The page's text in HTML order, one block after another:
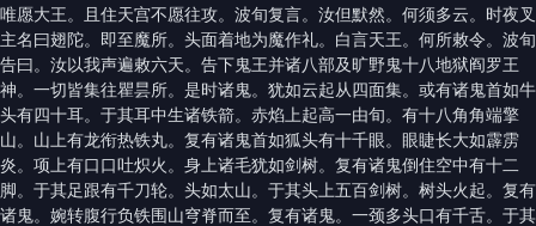
唯愿大王。且住天宫不愿往攻。波旬复言。汝但默然。何须多云。时夜叉
主名曰翅陀。即至魔所。头面着地为魔作礼。白言天王。何所敕令。波旬
告曰。汝以我声遍敕六天。告下鬼王并诸八部及旷野鬼十八地狱阎罗王
神。一切皆集往瞿昙所。是时诸鬼。犹如云起从四面集。或有诸鬼首如牛
头有四十耳。于其耳中生诸铁箭。赤焰上起高一由旬。有十八角角端擎
山。山上有龙衔热铁丸。复有诸鬼首如狐头有十千眼。眼睫长大如霹雳
炎。项上有口口吐炽火。身上诸毛犹如剑树。复有诸鬼倒住空中有十二
脚。于其足跟有千刀轮。头如太山。于其头上五百剑树。树头火起。复有
诸鬼。婉转腹行负铁围山穹脊而至。复有诸鬼。一颈多头口有千舌。于其